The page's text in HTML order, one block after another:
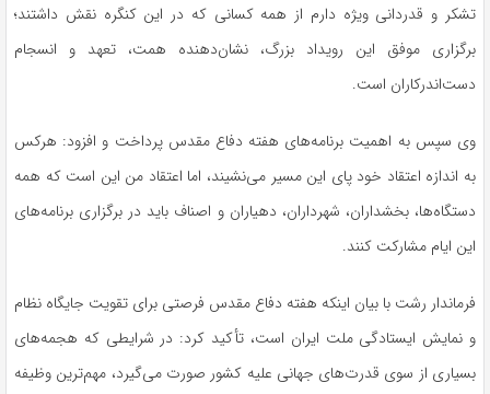
تشکر و قدردانی ویژه دارم از همه کسانی که در این کنگره نقش داشتند؛
برگزاری موفق این رویداد بزرگ، نشان‌دهنده همت، تعهد و انسجام
دست‌اندرکاران است.
وی سپس به اهمیت برنامه‌های هفته دفاع مقدس پرداخت و افزود: هرکس
به اندازه اعتقاد خود پای این مسیر می‌نشیند، اما اعتقاد من این است که همه
دستگاه‌ها، بخشداران، شهرداران، دهیاران و اصناف باید در برگزاری برنامه‌های
این ایام مشارکت کنند.
فرماندار رشت با بیان اینکه هفته دفاع مقدس فرصتی برای تقویت جایگاه نظام
و نمایش ایستادگی ملت ایران است، تأکید کرد: در شرایطی که هجمه‌های
بسیاری از سوی قدرت‌های جهانی علیه کشور صورت می‌گیرد، مهم‌ترین وظیفه